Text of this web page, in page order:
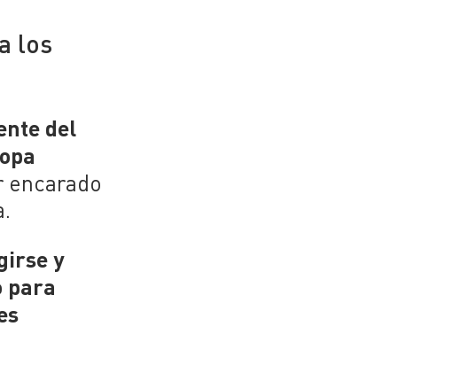
los
del
encarado
y
para